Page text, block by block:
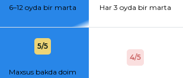
6–12 oyda bir marta Har 3 oyda bir marta
5/5
Maxsus bakda doim
4/5